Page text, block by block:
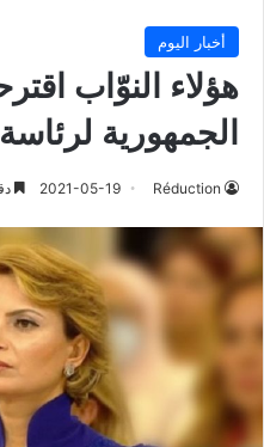
أخبار اليوم
هؤلاء النوّاب
الجمهورية
Réduction
2021-05-19